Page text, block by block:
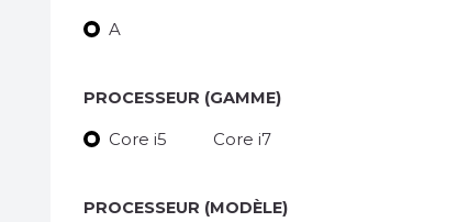
A
PROCESSEUR (GAMME)
Core i5 Core i7
PROCESSEUR (MODÈLE)